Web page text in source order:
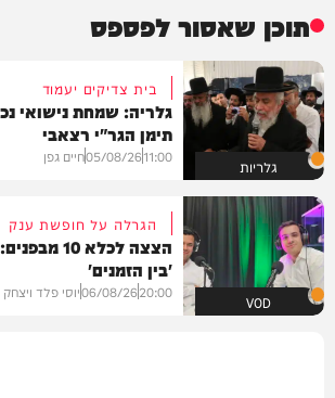
תוכן שאסור לפספס
גלריות
בית צדיקים יעמוד
גלריה: שמחת נישואי
תימן הגר"י רצאבי
11:00
05/08/26חיים גפן
VOD
הגרלה על חופשת ענק
הצצה לכלא
'בין הזמנים'
20:00
06/08/26יוסי פלד